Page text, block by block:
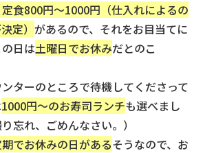
食800円〜1000円（仕入れによるの
定） があるので、それをお目当てに
日は土曜日でお休みだとのこ
ターのところで待機してくださって
1000円〜のお寿司ランチも選べまし
忘れ、ごめんなさい。）
でお休みの日があるそうなので、お